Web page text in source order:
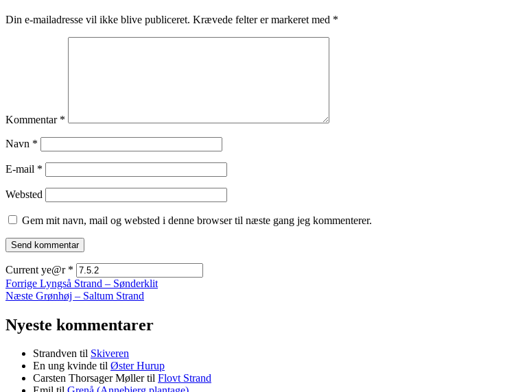
Din e-mailadresse vil ikke blive publiceret. Krævede felter er markeret med *
Kommentar *
Navn *
E-mail *
Websted
Gem mit navn, mail og websted i denne browser til næste gang jeg kommenterer.
Current ye@r *
Indlægsnavigation
Forrige Forrige
indlæg:
Lyngså Strand – Sønderklit
Næste Næste
Grønhøj – Saltum Strand
Nyeste kommentarer
Strandven til Skiveren
En ung kvinde til Øster Hurup
Carsten Thorsager Møllertil Flovt Strand